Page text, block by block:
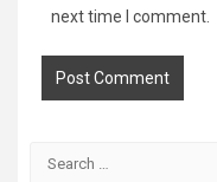
next time I comment.